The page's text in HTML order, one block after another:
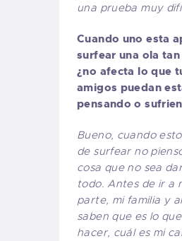
una prueba muy
Cuando uno esta
surfear una ola
¿no afecta lo que
amigos puedan
pensando o
Bueno, cuando
de surfear no
cosa que no sea
todo. Antes de ir a
parte, mi familia y
saben que es lo
hacer, cuál es mi